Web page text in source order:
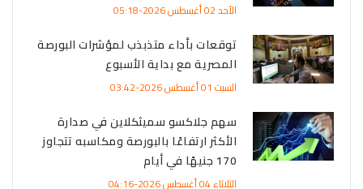
الأحد 02 أغسطس 2026-05:18
توقعات بأداء متذبذب لمؤشرات البورصة
المصرية مع بداية الأسبوع
السبت 01 أغسطس 2026-03:42
سهم جلاكسو سميثكلاين في صدارة
الأكثر ارتفاعًا بالبورصة ومكاسبه تتجاوز
170 جنيهًا في أيام
الثلاثاء 04 أغسطس 2026-04:16